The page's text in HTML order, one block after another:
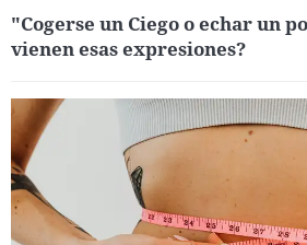
"Cogerse un Ciego o echar un
vienen esas expresiones?